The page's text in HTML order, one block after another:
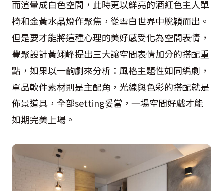
而渲暈成白色空間，此時更以鮮亮的酒紅色主人單
椅和金黃水晶燈作聚焦，從雪白世界中脫穎而出。
但是要才能將這種心理的美好感受化為空間表情，
豐聚設計黃翊峰提出三大讓空間表情加分的搭配重
點，如果以一齣劇來分析：風格主題性如同編劇，
單品軟件素材則是主配角，光線與色彩的搭配就是
佈景道具，全部setting妥當，一場空間好戲才能
如期完美上場。